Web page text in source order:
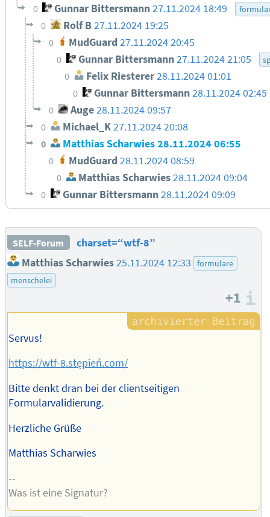
0 Gunnar Bittersmann27.11.2024 18:49
0 Rolf B27.11.2024 19:25
0 MudGuard 27.11.2024 20:45
0 Gunnar Bittersmann27.11.2024 21:05
0 Felix Riesterer28.11.2024 01:01
0 Gunnar Bittersmann28.11.2024 02:45
0 Auge28.11.2024 09:57
0 Michael_K 27.11.2024 20:08
0 Matthias Scharwies 28.11.2024 06:55
0 MudGuard 28.11.2024 08:59
0 Matthias Scharwies28.11.2024 09:04
0 Gunnar Bittersmann 28.11.2024 09:09
SELF-Forum
charset=“wtf-8”
Matthias Scharwies 25.11.2024 12:33
formulare
menschelei
+1
Servus!
https://wtf-8.stępień.com/
Bitte denkt dran bei der clientseitigen
Formularvalidierung.
Herzliche Grüße
Matthias Scharwies
--
Was ist eine Signatur?